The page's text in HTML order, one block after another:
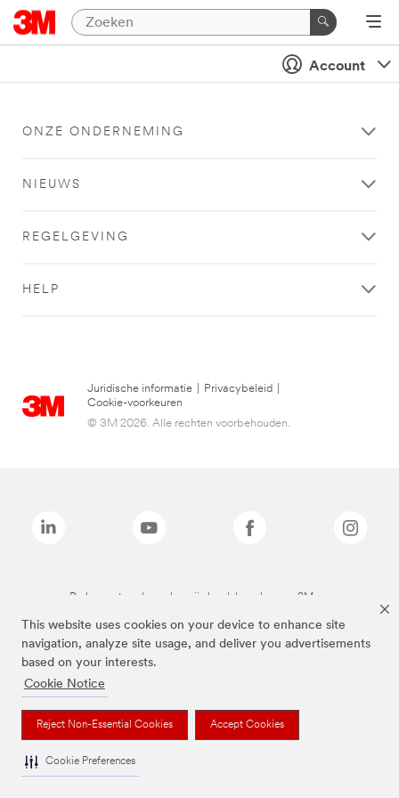
This website uses cookies on your device to enhance site
navigation, analyze site usage, and deliver you advertisements
based on your interests.
Cookie Notice
Reject Non-Essential Cookies Accept Cookies
Cookie Preferences
Account
ONZE ONDERNEMING
NIEUWS
REGELGEVING
HELP
Juridische informatie Privacybeleid
Cookie-voorkeuren
© 3M 2026. Alle rechten voorbehouden.
De bovenstaande merken zijn handelsmerken van 3M.we